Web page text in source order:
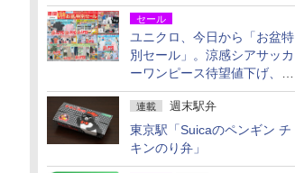
「空港西出口」の利用検討を
セール
ユニクロ、今日から「お盆特
別セール」。涼感シアサッカ
ーワンピース待望値下げ、撥
水ギアショーツは1990円に
連載 週末駅弁
東京駅「Suicaのペンギン チ
キンのり弁」